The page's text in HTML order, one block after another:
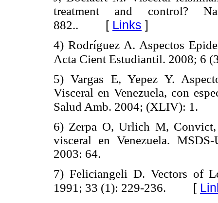
treatment and control?
882.. [ Links ]
4) Rodríguez A. Aspectos
Acta Cient Estudiantil. 2008; 6
5) Vargas E, Yepez Y.
Visceral en Venezuela, con
Salud Amb. 2004; (XLIV): 1.
6) Zerpa O, Urlich M, Convict,
visceral en Venezuela.
2003: 64.
7) Feliciangeli D. Vectors of
1991; 33 (1): 229-236. [